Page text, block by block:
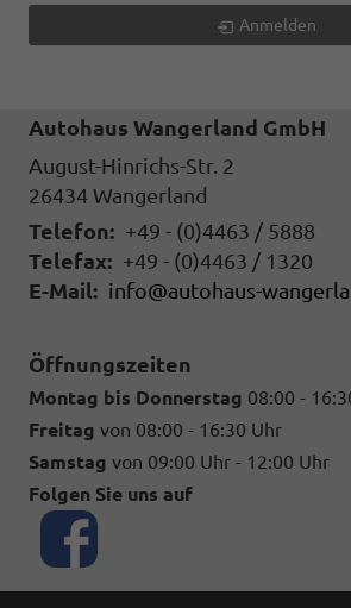
Anmelden
Autohaus Wangerland GmbH
August-Hinrichs-Str. 2
26434 Wangerland
Telefon: +49 - (0)4463 / 5888
Telefax: +49 - (0)4463 / 1320
E-Mail: info@autohaus-
Öffnungszeiten
Montag bis Donnerstag 08:00 -
Freitag von 08:00 - 16:30 Uhr
Samstag von 09:00 Uhr - 12:00 Uhr
Folgen Sie uns auf